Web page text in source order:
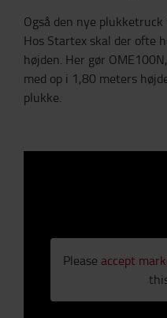
Også den nye
Hos Startex skal der ofte
højden. Her gør
med op i 1,80 meters
plukke.
Please accept